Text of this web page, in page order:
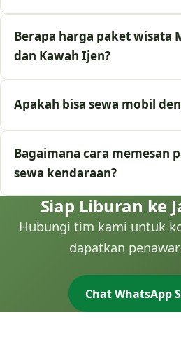
Berapa harga paket wisata
dan Kawah Ijen?
Apakah bisa sewa mobil
Bagaimana cara memesan
sewa kendaraan?
Siap Liburan ke
Hubungi tim kami untuk
dapatkan
Chat WhatsApp